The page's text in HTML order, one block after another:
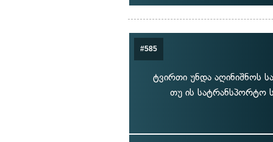
#585
ტვირთი უნდა აღინიშნოს
თუ ის სატრანსპორტო